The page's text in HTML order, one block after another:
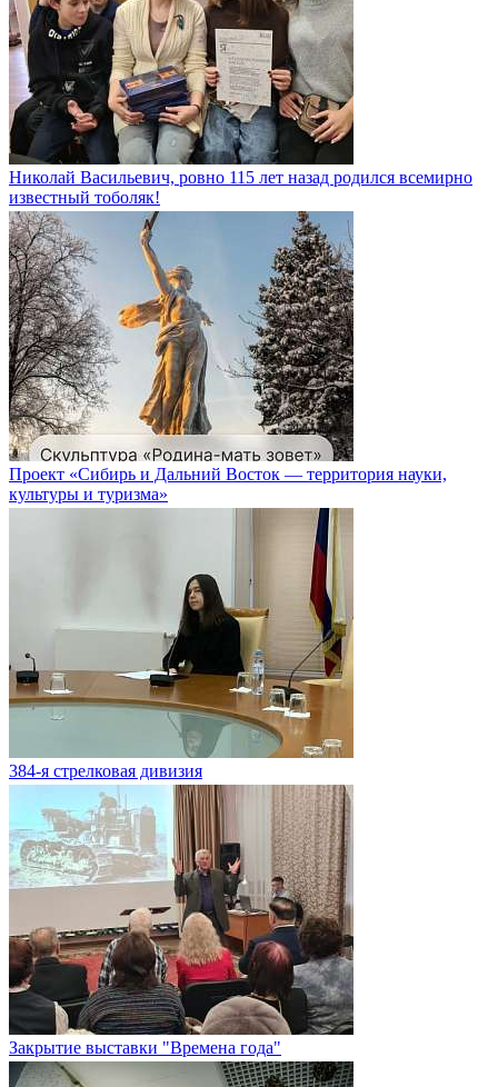
Николай Васильевич, ровно 115 лет назад родился всемирно
известный тоболяк!
Проект «Сибирь и Дальний Восток — территория науки,
культуры и туризма»
384-я стрелковая дивизия
Закрытие выставки "Времена года"